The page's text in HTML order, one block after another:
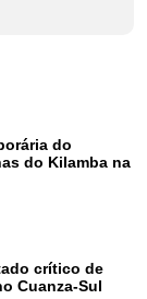
do
do Kilamba na
crítico de
Cuanza-Sul